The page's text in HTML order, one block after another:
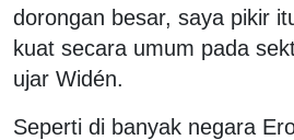
dorongan besar, saya pikir
kuat secara umum pada
ujar Widén.
Seperti di banyak negara